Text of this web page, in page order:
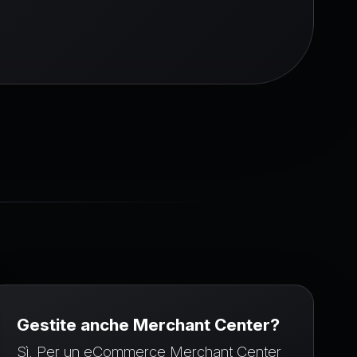
Gestite anche Merchant Center?
Sì. Per un eCommerce Merchant Center